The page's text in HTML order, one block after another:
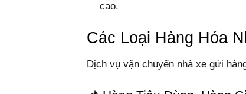
cao.
Các Loại Hàng Hóa
Dịch vụ vận chuyển nhà xe gửi